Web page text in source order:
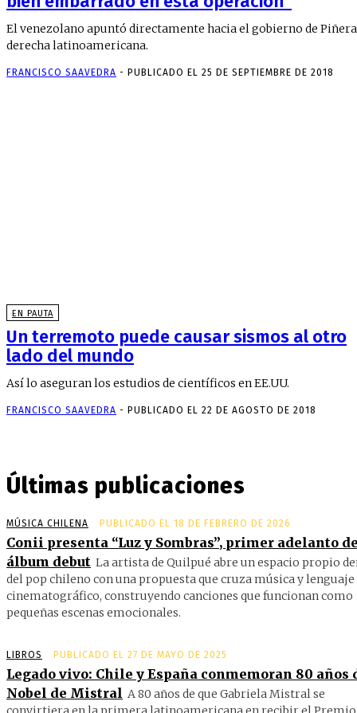
El venezolano apuntó directamente hacia el gobierno de
derecha latinoamericana.
FRANCISCO SAAVEDRA - PUBLICADO EL 25 DE SEPTIEMBRE DE 2018
EN PAUTA
Un terremoto puede causar sismos al otro
lado del mundo
Así lo aseguran los estudios de científicos en EE.UU.
FRANCISCO SAAVEDRA - PUBLICADO EL 22 DE AGOSTO DE 2018
Últimas publicaciones
MÚSICA CHILENA PUBLICADO EL 18 DE FEBRERO DE 2026
Conii presenta “Luz y Sombras”, primer adelanto
álbum debut La artista de Quilpué abre un espacio propio
del pop chileno con una propuesta que cruza música y lenguaje
cinematográfico, construyendo canciones que funcionan como
pequeñas escenas emocionales.
LIBROS PUBLICADO EL 27 DE MAYO DE 2025
Legado vivo: Chile y España conmemoran 80 años
Nobel de Mistral A 80 años de que Gabriela Mistral se